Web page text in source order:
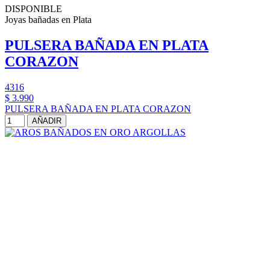
DISPONIBLE
Joyas bañadas en Plata
PULSERA BAÑADA EN PLATA
CORAZON
4316
$ 3.990
PULSERA BAÑADA EN PLATA CORAZON
AÑADIR